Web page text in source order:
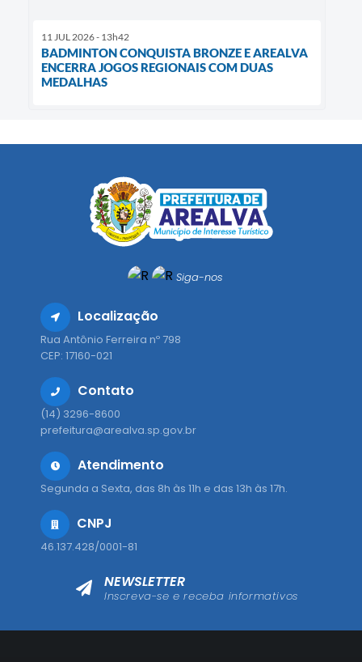
11 JUL 2026 - 13h42
BADMINTON CONQUISTA BRONZE E AREALVA
ENCERRA JOGOS REGIONAIS COM DUAS
MEDALHAS
Siga-nos
Localização
Rua Antônio Ferreira nº 798
CEP: 17160-021
Contato
(14) 3296-8600
prefeitura@arealva.sp.gov.br
Atendimento
Segunda a Sexta, das 8h às 11h e das 13h às 17h.
CNPJ
46.137.428/0001-81
NEWSLETTER
Inscreva-se e receba informativos